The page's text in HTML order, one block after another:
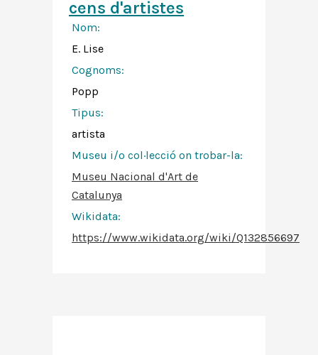
cens d'artistes
Nom:
E. Lise
Cognoms:
Popp
Tipus:
artista
Museu i/o col·lecció on trobar-la:
Museu Nacional d'Art de
Catalunya
Wikidata:
https://www.wikidata.org/wiki/Q132856697